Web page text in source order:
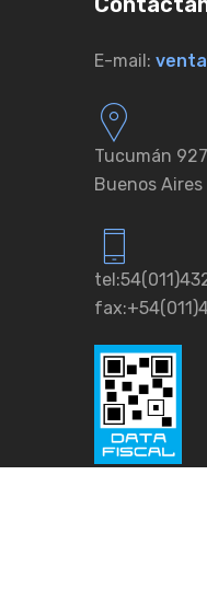
E-mail:
Tucumán
Buenos